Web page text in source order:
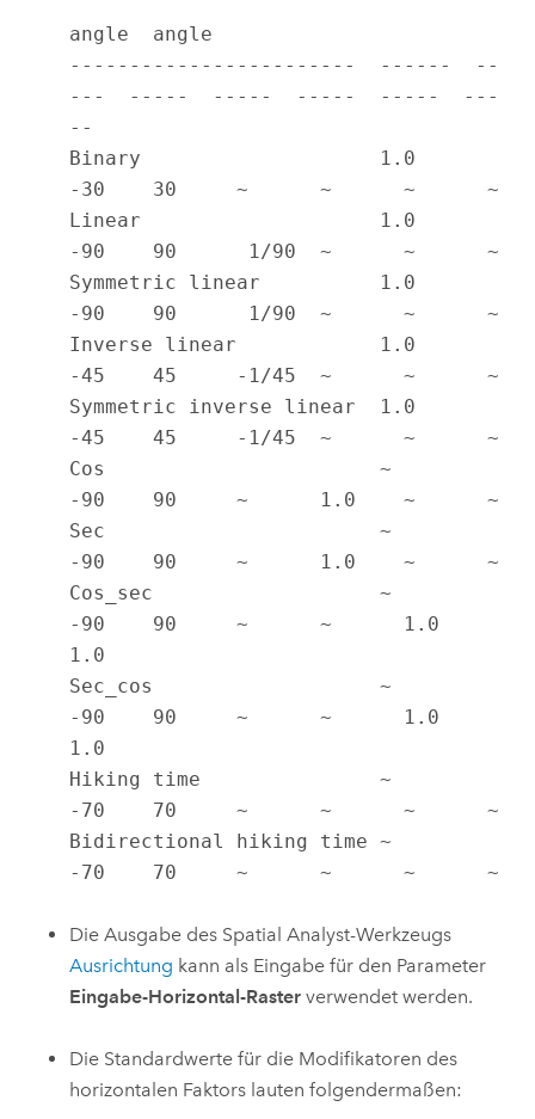
angle  angle
------------------------  ------  --
---  -----  -----  -----  -----  ---
--
Binary                    1.0
-30    30     ~      ~      ~      ~
Linear                    1.0
-90    90      1/90  ~      ~      ~
Symmetric linear          1.0
-90    90      1/90  ~      ~      ~
Inverse linear            1.0
-45    45     -1/45  ~      ~      ~
Symmetric inverse linear  1.0
-45    45     -1/45  ~      ~      ~
Cos                       ~
-90    90     ~      1.0    ~      ~
Sec                       ~
-90    90     ~      1.0    ~      ~
Cos_sec                   ~
-90    90     ~      ~      1.0
1.0
Sec_cos                   ~
-90    90     ~      ~      1.0
1.0
Hiking time               ~
-70    70     ~      ~      ~      ~
Bidirectional hiking time ~
-70    70     ~      ~      ~      ~
Die Ausgabe des Spatial Analyst-Werkzeugs
Ausrichtung kann als Eingabe für den Parameter
Eingabe-Horizontal-Raster verwendet werden.
Die Standardwerte für die Modifikatoren des
horizontalen Faktors lauten folgendermaßen: